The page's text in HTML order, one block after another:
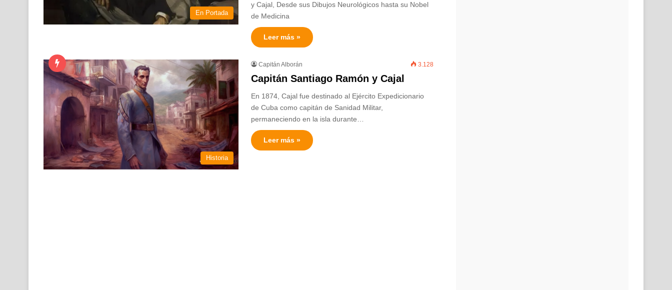
En Portada
y Cajal, Desde sus Dibujos Neurológicos hasta su Nobel
de Medicina
Leer más »
Historia
Capitán Alborán 3.128
Capitán Santiago Ramón y Cajal
En 1874, Cajal fue destinado al Ejército Expedicionario
de Cuba como capitán de Sanidad Militar,
permaneciendo en la isla durante…
Leer más »